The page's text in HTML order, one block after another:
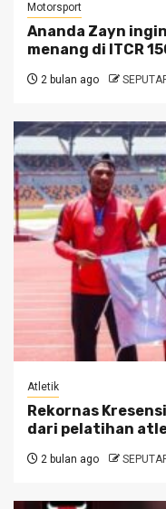
Motorsport
Ananda Zayn
menang di ITCR
2 bulan ago
Atletik
Rekornas
dari pelatihan
2 bulan ago